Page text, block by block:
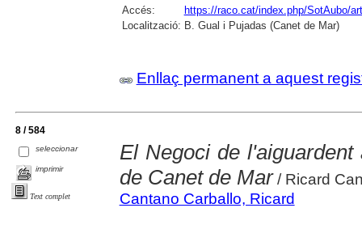
Accés:
https://raco.cat/index.php/SotAubo/
Localització: B. Gual i Pujadas (Canet de Mar)
Enllaç permanent a aquest
8 / 584
seleccionar
imprimir
Text complet
El Negoci de
de Canet de Mar/ Ricard
Cantano Carballo, Ricard